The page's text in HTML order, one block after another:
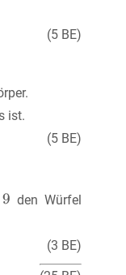
(5 BE)
ist.
(5 BE)
den Würfel
(3 BE)